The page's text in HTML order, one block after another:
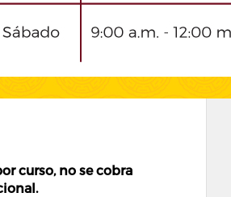
curso, no se cobra